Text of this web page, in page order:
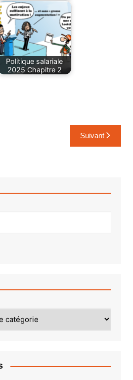
Politique salariale
2025 Chapitre 2
Suivant